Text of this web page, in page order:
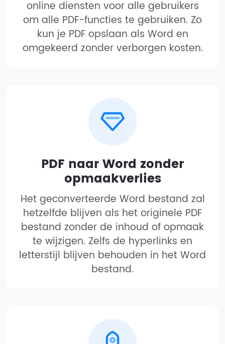
online diensten voor alle gebruikers
om alle PDF-functies te gebruiken. Zo
kun je PDF opslaan als Word en
omgekeerd zonder verborgen kosten.
PDF naar Word zonder
opmaakverlies
Het geconverteerde Word bestand zal
hetzelfde blijven als het originele PDF
bestand zonder de inhoud of opmaak
te wijzigen. Zelfs de hyperlinks en
letterstijl blijven behouden in het Word
bestand.